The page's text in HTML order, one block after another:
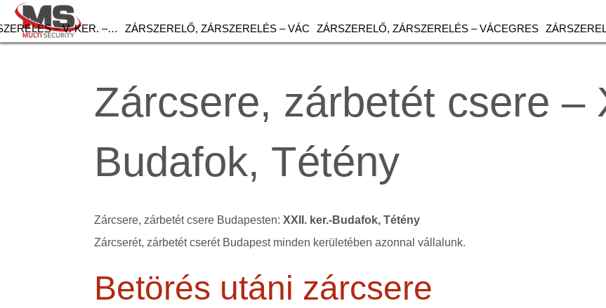
– V. KER. –… ZÁRSZERELŐ, ZÁRSZERELÉS – VÁC ZÁRSZERELŐ, ZÁRSZERELÉS – VÁCEGRES
Zárcsere, zárbetét csere –
Budafok, Tétény
Zárcsere, zárbetét csere Budapesten:XXII. ker.-Budafok, Tétény
Zárcserét, zárbetét cserét Budapest minden kerületében azonnal vállalunk.
Betörés utáni zárcsere